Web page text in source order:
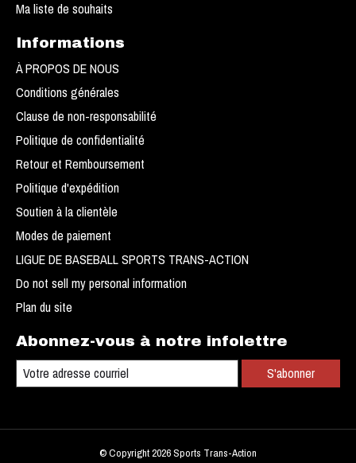
Ma liste de souhaits
Informations
À PROPOS DE NOUS
Conditions générales
Clause de non-responsabilité
Politique de confidentialité
Retour et Remboursement
Politique d'expédition
Soutien à la clientèle
Modes de paiement
LIGUE DE BASEBALL SPORTS TRANS-ACTION
Do not sell my personal information
Plan du site
Abonnez-vous à notre infolettre
S'abonner
© Copyright 2026 Sports Trans-Action